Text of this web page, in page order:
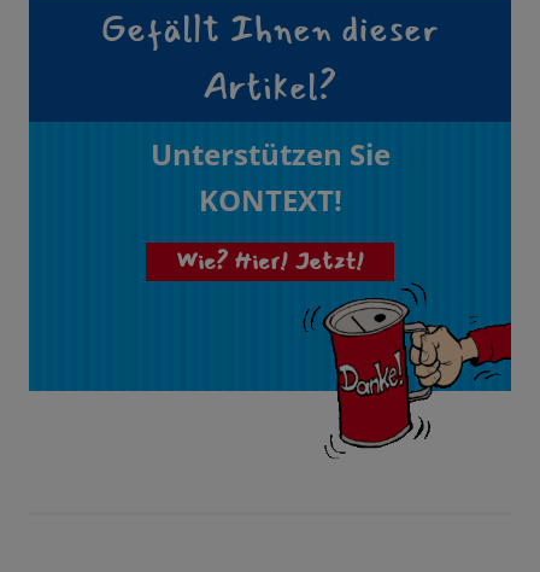
Gefällt Ihnen dieser
Artikel?
Unterstützen Sie
KONTEXT!
Wie? Hier! Jetzt!